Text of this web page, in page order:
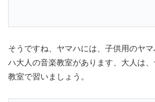
そうですね、ヤマハには、子供用のヤ
ハ大人の音楽教室があります、大人は
教室で習いましょう。